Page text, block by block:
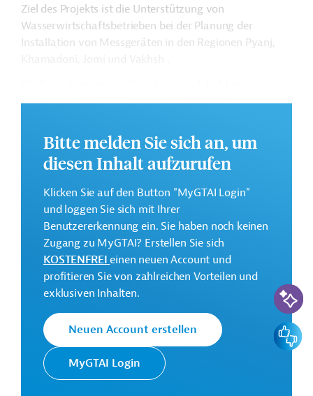
Ziel des Projekts ist die Unterstützung von
Wasserwirtschaftsbetrieben bei der Planung der
Installation von Messgeräten in den Regionen Pyanj,
ausgelegt.
finden Sie auf der Webseite der JICA
.
GTAI informiert über dieJICA: Schwerpunkte,
Regularien und praktische Hinweise zur
Geschäftsanbahnung.
Kontaktadressen
Japan
International
Cooperation
Die JICA setzt die Finanzielle
Zusammenarbeit (FZ) Japans im
Auftrag der Regierung um. Ziele der
Agentur sind die Unterstützung des
Bitte melden Sie sich an, um
diesen Inhalt aufzurufen
Klicken Sie auf den Button "MyGTAI Login"
und loggen Sie sich mit Ihrer
Benutzererkennung ein. Sie haben noch keinen
Zugang zu MyGTAI? Erstellen Sie sich
KOSTENFREIeinen neuen Account und
profitieren Sie von zahlreichen Vorteilen und
exklusiven Inhalten.
Neuen Account erstellen
MyGTAI Login
KI-